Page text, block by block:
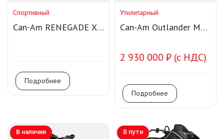
Спортивный
Can-Am RENEGADE X
Подробнее
Утилитарный
Can-Am Outlander MAX
2 930 000 ₽ (с НДС)
Подробнее
В наличии В пути